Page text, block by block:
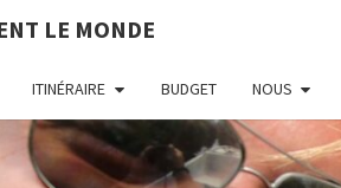
LE MONDE
ITINÉRAIRE BUDGET NOUS